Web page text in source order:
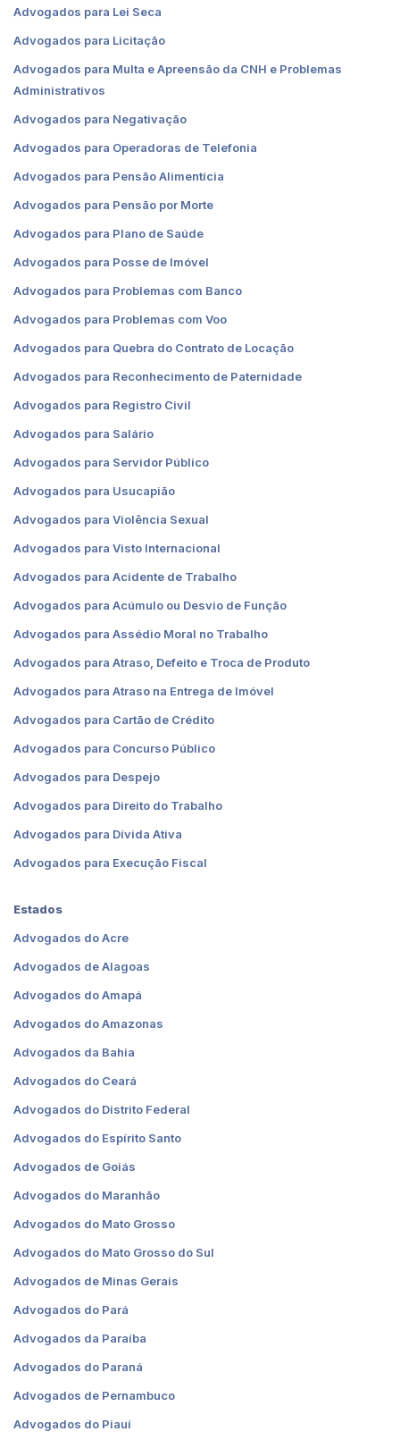
Advogados para Lei Seca
Advogados para Licitação
Advogados para Multa e Apreensão da CNH e Problemas
Administrativos
Advogados para Negativação
Advogados para Operadoras de Telefonia
Advogados para Pensão Alimentícia
Advogados para Pensão por Morte
Advogados para Plano de Saúde
Advogados para Posse de Imóvel
Advogados para Problemas com Banco
Advogados para Problemas com Voo
Advogados para Quebra do Contrato de Locação
Advogados para Reconhecimento de Paternidade
Advogados para Registro Civil
Advogados para Salário
Advogados para Servidor Público
Advogados para Usucapião
Advogados para Violência Sexual
Advogados para Visto Internacional
Advogados para Acidente de Trabalho
Advogados para Acúmulo ou Desvio de Função
Advogados para Assédio Moral no Trabalho
Advogados para Atraso, Defeito e Troca de Produto
Advogados para Atraso na Entrega de Imóvel
Advogados para Cartão de Crédito
Advogados para Concurso Público
Advogados para Despejo
Advogados para Direito do Trabalho
Advogados para Dívida Ativa
Advogados para Execução Fiscal
Estados
Advogados do Acre
Advogados de Alagoas
Advogados do Amapá
Advogados do Amazonas
Advogados da Bahia
Advogados do Ceará
Advogados do Distrito Federal
Advogados do Espírito Santo
Advogados de Goiás
Advogados do Maranhão
Advogados do Mato Grosso
Advogados do Mato Grosso do Sul
Advogados de Minas Gerais
Advogados do Pará
Advogados da Paraíba
Advogados do Paraná
Advogados de Pernambuco
Advogados do Piauí